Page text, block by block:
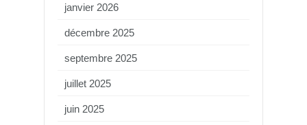
janvier 2026
décembre 2025
septembre 2025
juillet 2025
juin 2025